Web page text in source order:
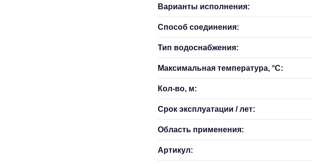
Варианты исполнения:
Способ соединения:
Тип водоснабжения:
Максимальная температура, °С:
Кол-во, м:
Срок эксплуатации / лет:
Область применения:
Артикул: